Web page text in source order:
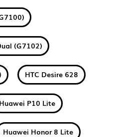
(G7102)
HTC Desire 628
Huawei P10 Lite
Huawei Honor 8 Lite